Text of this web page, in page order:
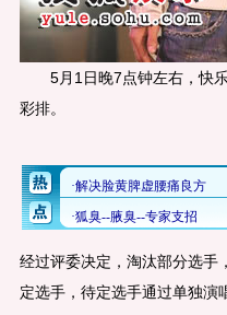
5月1日晚7点钟左右，快乐
彩排。
经过评委决定，淘汰部分选手
定选手，待定选手通过单独演